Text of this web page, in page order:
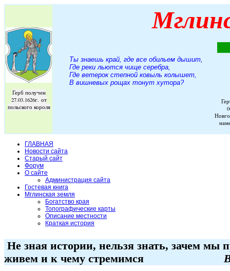
Герб получен
27.03.1626г. от
польского короля
Ты знаешь край, где все обильем дышит,
Где реки льются чище серебра,
Где ветерок степной ковыль колышет,
В вишневых рощах тонут хутора?
ГЛАВНАЯ
Новости сайта
Старый сайт
Форум
О сайте
Администрация сайта
Гостевая книга
Мглинская земля
Богатство края
Топографические карты
Описание местности
Краткая история
Не зная истории, нельзя знать, зачем мы
живем и к чему стремимся